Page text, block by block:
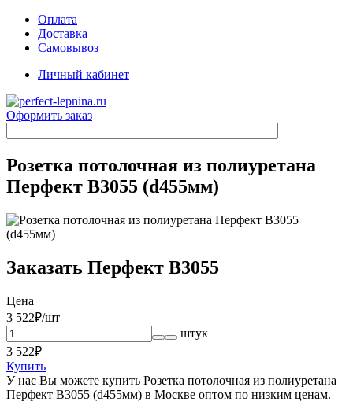
Оплата
Доставка
Самовывоз
Личный кабинет
Оформить заказ
Розетка потолочная из полиуретана
Перфект B3055 (d455мм)
Заказать Перфект B3055
Цена
3 522₽/шт
штук
3 522₽
Купить
У нас Вы можете купить Розетка потолочная из полиуретана
Перфект B3055 (d455мм) в Москве оптом по низким ценам.